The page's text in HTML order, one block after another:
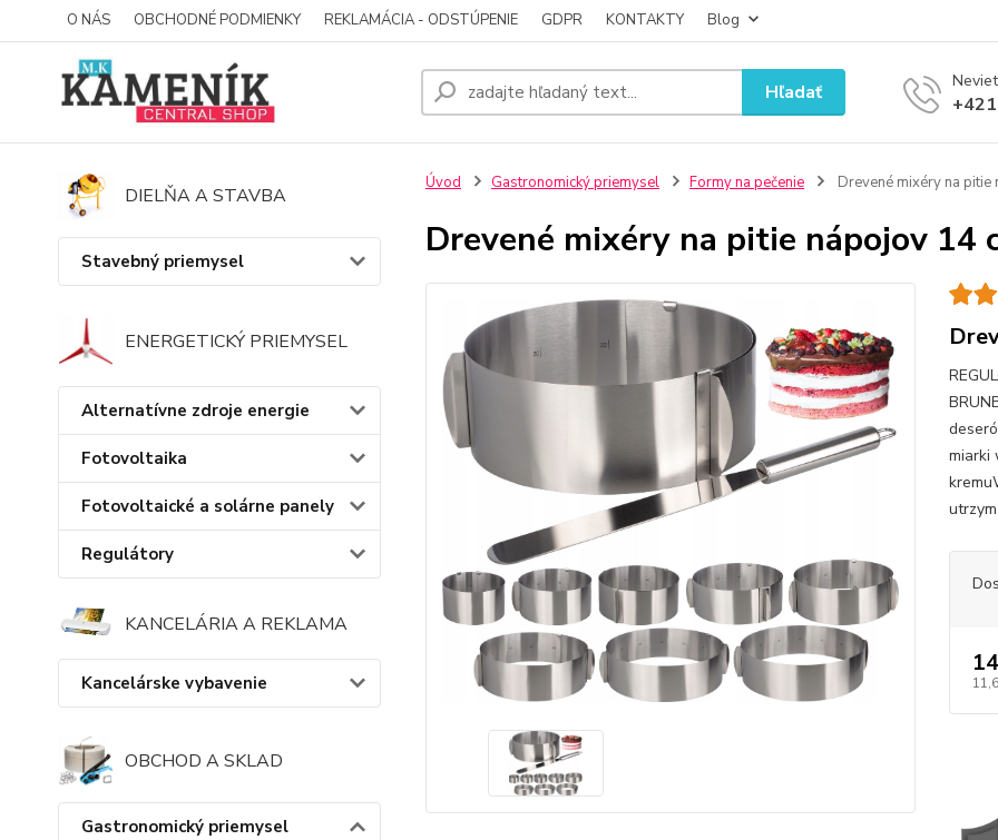
O NÁS OBCHODNÉ PODMIENKY REKLAMÁCIA - ODSTÚPENIE GDPR KONTAKTY Blog
Hľadať
DIELŇA A STAVBA
Stavebný priemysel
ENERGETICKÝ PRIEMYSEL
Alternatívne zdroje energie
Fotovoltaika
Fotovoltaické a solárne panely
Regulátory
KANCELÁRIA A REKLAMA
Kancelárske vybavenie
OBCHOD A SKLAD
Gastronomický priemysel
Úvod Gastronomický priemysel Formy na pečenie Drevené mixéry na pitie
Drevené mixéry na pitie nápojov 14
miarki